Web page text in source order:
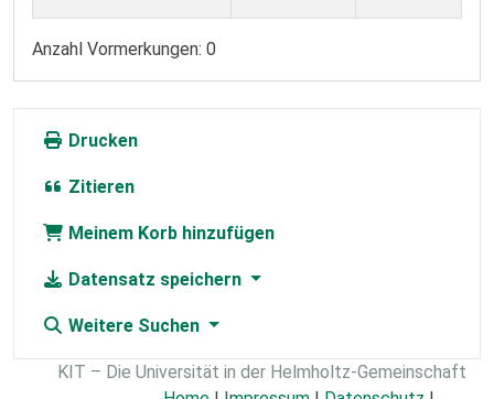
Anzahl Vormerkungen: 0
Drucken
Zitieren
Meinem Korb hinzufügen
Datensatz speichern
Weitere Suchen
KIT – Die Universität in der Helmholtz-Gemeinschaft